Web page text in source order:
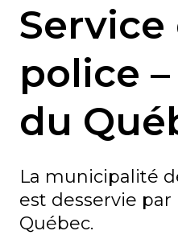
Service
police
du
La municipalité
est desservie par
Québec.